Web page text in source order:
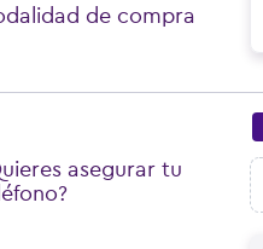
de compra
asegurar tu